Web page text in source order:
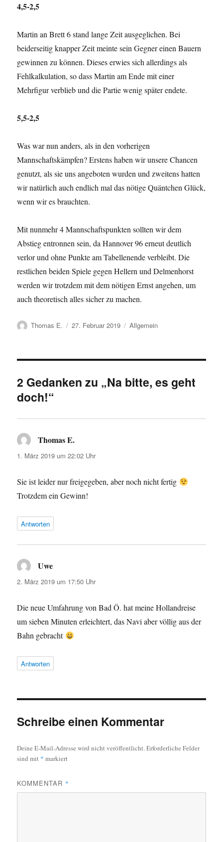
4,5-2,5
Martin an Brett 6 stand lange Zeit ausgeglichen. Bei
beiderseitig knapper Zeit meinte sein Gegner einen Bauern
gewinnen zu können. Dieses erwies sich allerdings als
Fehlkalkulation, so dass Martin am Ende mit einer
Mehrfigur verblieb und die Partie wenig später endete.
5,5-2,5
Was war nun anders, als in den vorherigen
Mannschaftskämpfen? Erstens haben wir unsere Chancen
genutzt, als sie uns angeboten wurden und zweitens hatten
wir natürlich auch endlich mal das nötige Quäntchen Glück,
wenn wir es brauchten.
Mit nunmehr 4 Mannschaftspunkten sollten wir dem
Abstieg entronnen sein, da Hannover 96 erneut deutlich
verlor und ohne Punkte am Tabellenende verbleibt. Die
restlichen beiden Spiele gegen Hellern und Delmenhorst
werden wir trotzdem mit dem nötigen Ernst angehen, um
auch theoretisch alles sicher zu machen.
Autor
Thomas E.
Veröffentlicht
27. Februar 2019 Kategorien
Allgemein
2 Gedanken zu „Na bitte, es geht
doch!“
Thomas E.
1. März 2019 um 22:02 Uhr
Sie ist leider nur freigegeben, aber noch nicht fertig
Trotzdem ein Gewinn!
Antworten
Uwe
2. März 2019 um 17:50 Uhr
Die neue Umfahrung von Bad Ö. hat meine Hollandreise
um sieben Minuten erleichtert, das Navi aber völlig aus der
Bahn gebracht
Antworten
Schreibe einen Kommentar
Deine E-Mail-Adresse wird nicht veröffentlicht.Erforderliche Felder
sind mit * markiert
KOMMENTAR *